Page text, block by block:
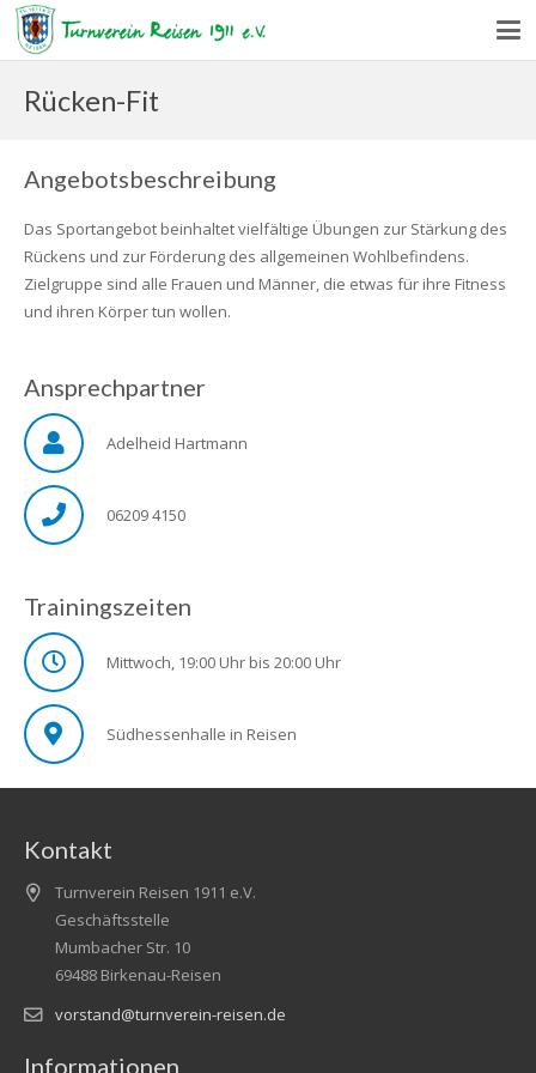
Rücken-Fit
Angebotsbeschreibung
Das Sportangebot beinhaltet vielfältige Übungen zur Stärkung des
Rückens und zur Förderung des allgemeinen Wohlbefindens.
Zielgruppe sind alle Frauen und Männer, die etwas für ihre Fitness
und ihren Körper tun wollen.
Ansprechpartner
Adelheid Hartmann
06209 4150
Trainingszeiten
Mittwoch, 19:00 Uhr bis 20:00 Uhr
Südhessenhalle in Reisen
Kontakt
Turnverein Reisen 1911 e.V.
Geschäftsstelle
Mumbacher Str. 10
69488 Birkenau-Reisen
vorstand@turnverein-reisen.de
Informationen